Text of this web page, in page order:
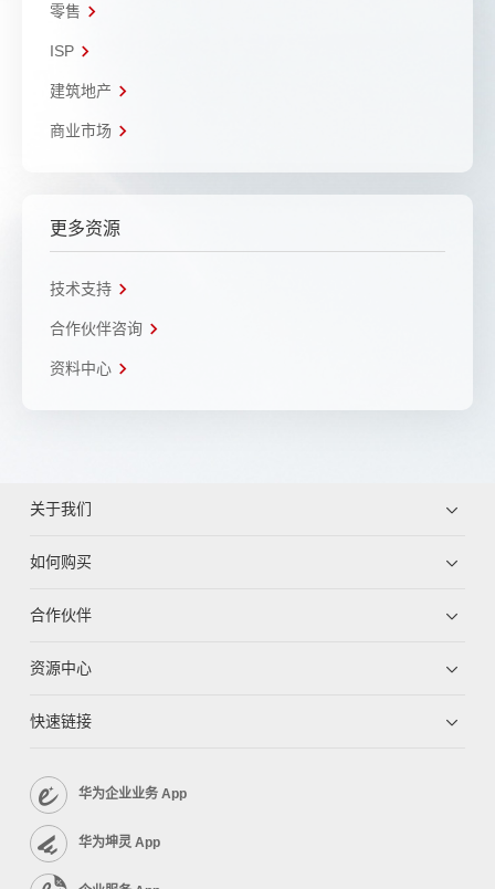
零售
ISP
建筑地产
商业市场
更多资源
技术支持
合作伙伴咨询
资料中心
关于我们
如何购买
合作伙伴
资源中心
快速链接
华为企业业务 App
华为坤灵 App